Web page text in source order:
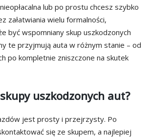
lub po prostu chcesz szybko
załatwiania wielu formalności,
być wspomniany skup uszkodzonych
te przyjmują auta w różnym stanie – od
po kompletnie zniszczone na skutek
skupy uszkodzonych aut?
jest prosty i przejrzysty. Po
się ze skupem, a najlepiej